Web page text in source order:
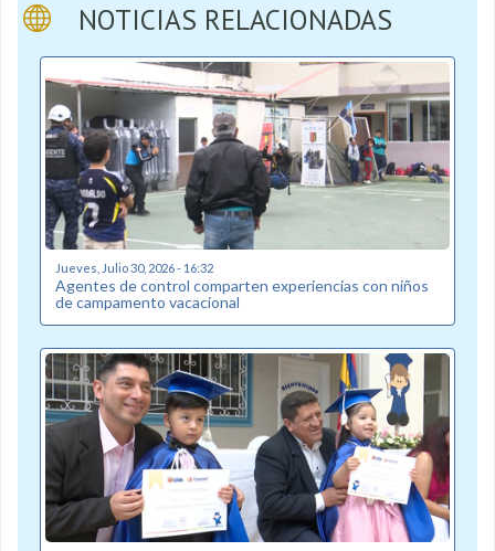
NOTICIAS RELACIONADAS
Jueves, Julio 30, 2026 - 16:32
Agentes de control comparten experiencias con niños
de campamento vacacional